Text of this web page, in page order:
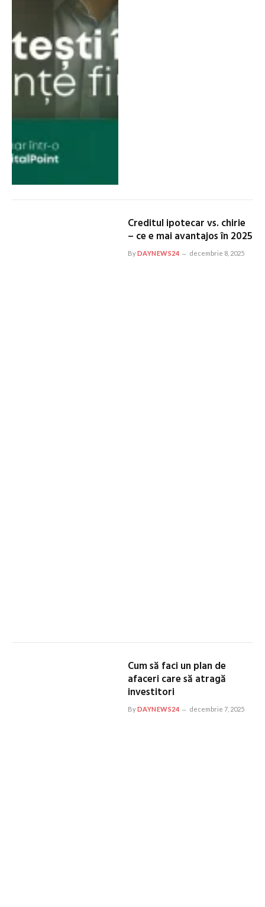
Creditul ipotecar vs. chirie
– ce e mai avantajos în 2025
ByDAYNEWS24 decembrie 8, 2025
Cum să faci un plan de
afaceri care să atragă
investitori
ByDAYNEWS24 decembrie 7, 2025